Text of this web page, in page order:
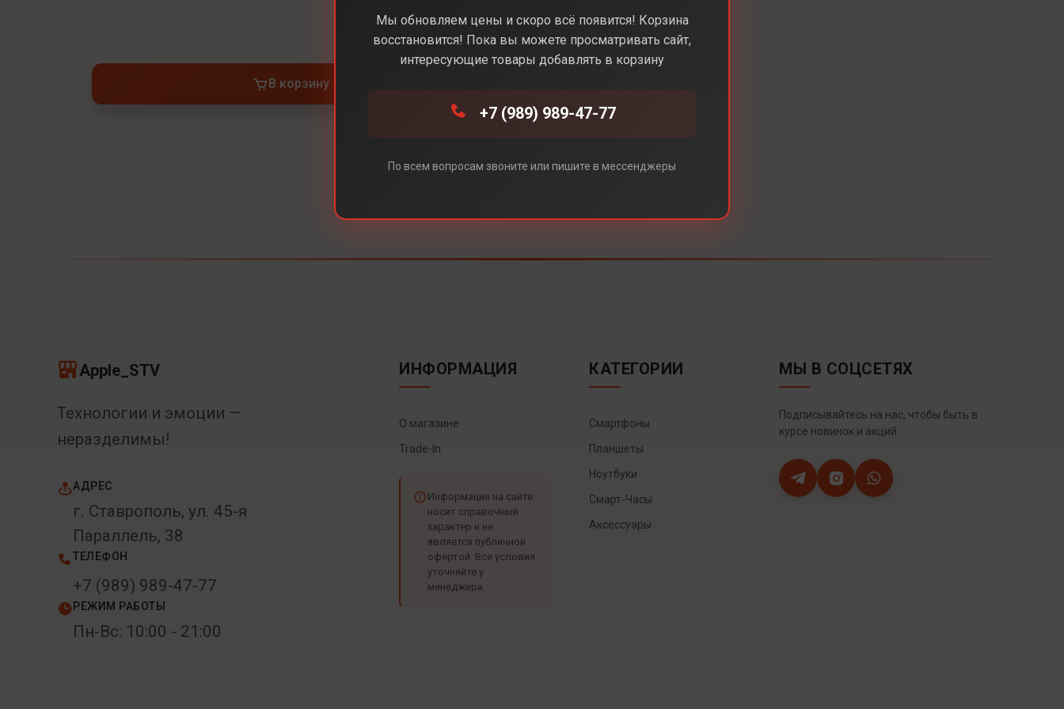
В корзину
Apple_STV
Технологии и эмоции —
неразделимы!
АДРЕС
г. Ставрополь, ул. 45-я
Параллель, 38
ТЕЛЕФОН
+7 (989) 989-47-77
РЕЖИМ РАБОТЫ
Пн-Вс: 10:00 - 21:00
ИНФОРМАЦИЯ
О магазине
Trade-In
Информация на сайте
носит справочный
характер и не
является публичной
офертой. Все условия
уточняйте у
менеджера.
КАТЕГОРИИ
Смартфоны
Планшеты
Ноутбуки
Смарт-Часы
Аксессуары
МЫ В СОЦСЕТЯХ
Подписывайтесь на нас, чтобы быть в
курсе новинок и акций
Мы обновляем цены и скоро всё появится! Корзина
восстановится! Пока вы можете просматривать сайт,
интересующие товары добавлять в корзину
+7 (989) 989-47-77
По всем вопросам звоните или пишите в мессенджеры